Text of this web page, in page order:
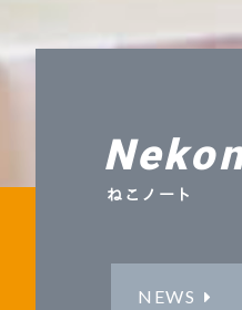
ねこノート
NEWS